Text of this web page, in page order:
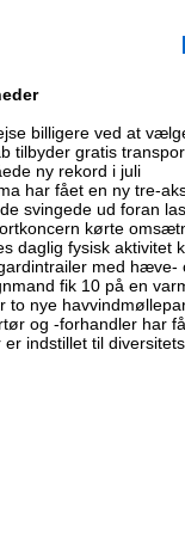
billigere ved at
tilbyder gratis
ny rekord i juli
har fået en ny tre-
svingede ud foran
kørte
daglig fysisk aktivitet
med hæve-
fik 10 på en
to nye
og -forhandler har
er indstillet til